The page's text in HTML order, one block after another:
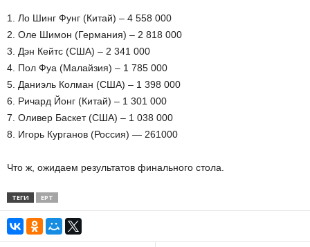
1. Ло Шинг Фунг (Китай) – 4 558 000
2. Оле Шимон (Германия) – 2 818 000
3. Дэн Кейтс (США) – 2 341 000
4. Пол Фуа (Малайзия) – 1 785 000
5. Даниэль Колман (США) – 1 398 000
6. Ричард Йонг (Китай) – 1 301 000
7. Оливер Баскет (США) – 1 038 000
8. Игорь Курганов (Россия) — 261000
Что ж, ожидаем результатов финального стола.
ТЕГИ EPT